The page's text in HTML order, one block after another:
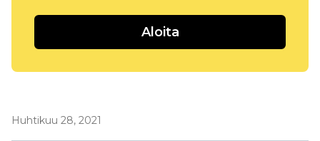
Aloita
Huhtikuu 28, 2021